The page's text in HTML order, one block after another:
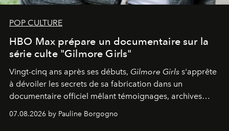
POP CULTURE
HBO Max prépare un documentaire sur la
série culte "Gilmore Girls"
Vingt-cinq ans après ses débuts, Gilmore Girls s'apprête
à dévoiler les secrets de sa fabrication dans un
documentaire officiel mêlant témoignages, archives
inédites et plongée dans les coulisses d'un phénomène
générationnel.
07.08.2026 by Pauline Borgogno